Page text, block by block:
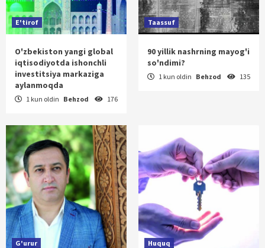
E'tirof
O'zbekiston yangi global
iqtisodiyotda ishonchli
investitsiya markaziga
aylanmoqda
1 kun oldin Behzod 176
Taassuf
90 yillik nashrning mayog'i
so'ndimi?
1 kun oldin Behzod 135
G'urur Huquq